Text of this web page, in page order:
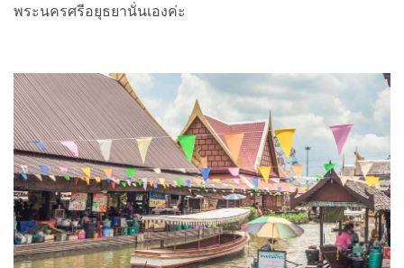
พระนครศรีอยุธยานั่นเองค่ะ